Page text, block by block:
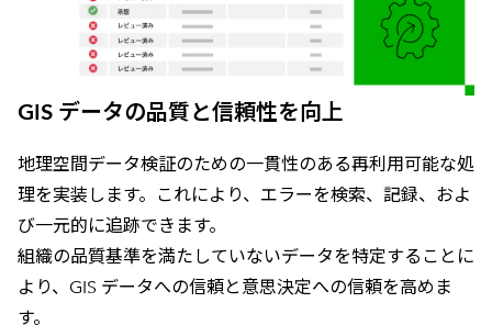
GIS データの品質と信頼性を向上
地理空間データ検証のための一貫性のある再利用可能な処
理を実装します。これにより、エラーを検索、記録、およ
び一元的に追跡できます。
組織の品質基準を満たしていないデータを特定することに
より、GIS データへの信頼と意思決定への信頼を高めま
す。